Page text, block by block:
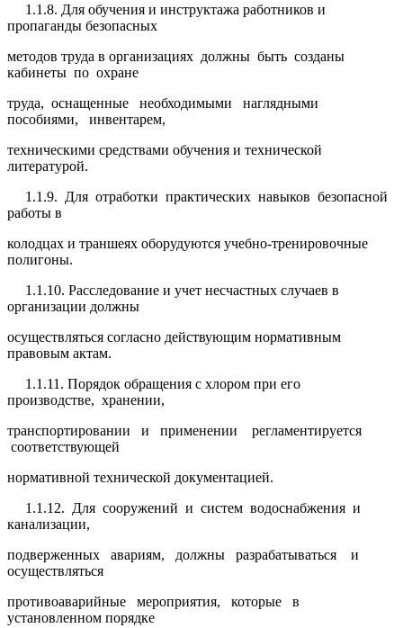
1.1.8. Для обучения и инструктажа работников и
пропаганды безопасных
методов труда в организациях должны быть созданы
кабинеты по охране
труда, оснащенные необходимыми наглядными
пособиями, инвентарем,
техническими средствами обучения и технической
литературой.
1.1.9. Для отработки практических навыков безопасной
работы в
колодцах и траншеях оборудуются учебно-тренировочные
полигоны.
1.1.10. Расследование и учет несчастных случаев в
организации должны
осуществляться согласно действующим нормативным
правовым актам.
1.1.11. Порядок обращения с хлором при его
производстве, хранении,
транспортировании и применении регламентируется
соответствующей
нормативной технической документацией.
1.1.12. Для сооружений и систем водоснабжения и
канализации,
подверженных авариям, должны разрабатываться и
осуществляться
противоаварийные мероприятия, которые в
установленном порядке